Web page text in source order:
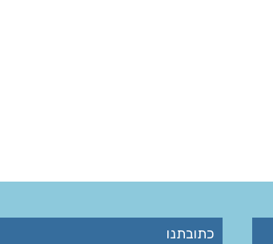
כתובתנו